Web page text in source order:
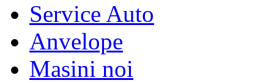
Service Auto
Anvelope
Masini noi